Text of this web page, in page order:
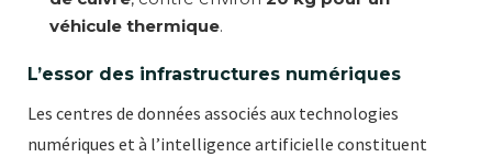
véhicule thermique.
L’essor des infrastructures numériques
Les centres de données associés aux technologies
numériques et à l’intelligence artificielle constituent